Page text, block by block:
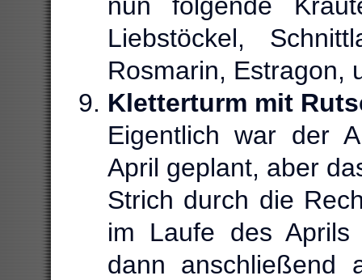
Liebstöckel,
Rosmarin, Estragon,
Kletterturm mit
Eigentlich war der
April geplant, aber
Strich durch die
im Laufe des
dann anschließend